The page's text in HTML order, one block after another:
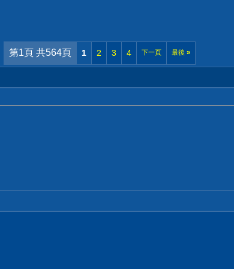
第1頁 共564頁 1 2 3 4 下一頁 最後 »